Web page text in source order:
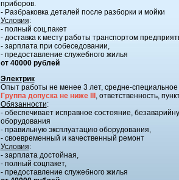
приборов.
- Разбраковка деталей после разборки и мойки
Условия:
- полный соц.пакет
- доставка к месту работы транспортом
- зарплата при собеседовании,
- предоставление служебного жилья
от 40000 рублей
Электрик
Опыт работы не менее 3 лет, средне-
Группа допуска не ниже III
, ответственность,
Обязанности:
- обеспечивает исправное состояние,
оборудования
- правильную эксплуатацию оборудования,
- своевременный и качественный ремонт
Условия:
- зарплата достойная,
- полный соцпакет,
- предоставление служебного жилья